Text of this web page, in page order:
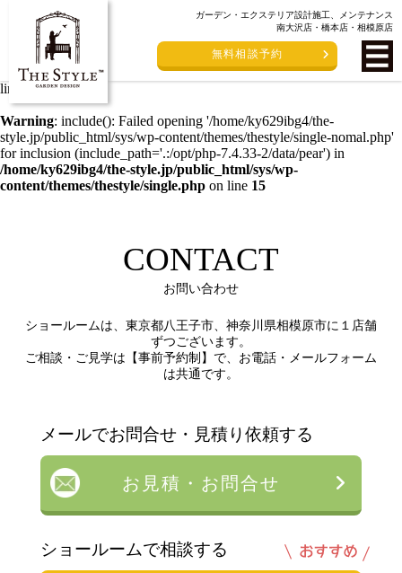
無料相談予約
ガーデン・エクステリア設計施工、メンテナンス
南大沢店・橋本店・相模原店
Warning
: include(/home/ky629ibg4/the-style.jp/public_html/sys/wp-
content/themes/thestyle/single-nomal.php): failed to open stream: No
such file or directory in
/home/ky629ibg4/the-
style.jp/public_html/sys/wp-content/themes/thestyle/single.phpon
line
15
Warning: include(): Failed opening '/home/ky629ibg4/the-
style.jp/public_html/sys/wp-content/themes/thestyle/single-nomal.php'
for inclusion (include_path='.:/opt/php-7.4.33-2/data/pear') in
/home/ky629ibg4/the-style.jp/public_html/sys/wp-
content/themes/thestyle/single.php on line 15
CONTACT
お問い合わせ
ショールームは、東京都八王子市、神奈川県相模原市に１店舗
ずつございます。
ご相談・ご見学は【事前予約制】で、お電話・メールフォーム
は共通です。
メールでお問合せ・見積り依頼する
お見積・お問合せ
ショールームで相談する